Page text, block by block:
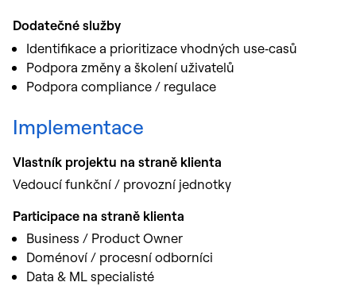
Dodatečné služby
Identifikace a prioritizace vhodných use‑casů
Podpora změny a školení uživatelů
Podpora compliance / regulace
Implementace
Vlastník projektu na straně klienta
Vedoucí funkční / provozní jednotky
Participace na straně klienta
Business / Product Owner
Doménoví / procesní odborníci
Data & ML specialisté